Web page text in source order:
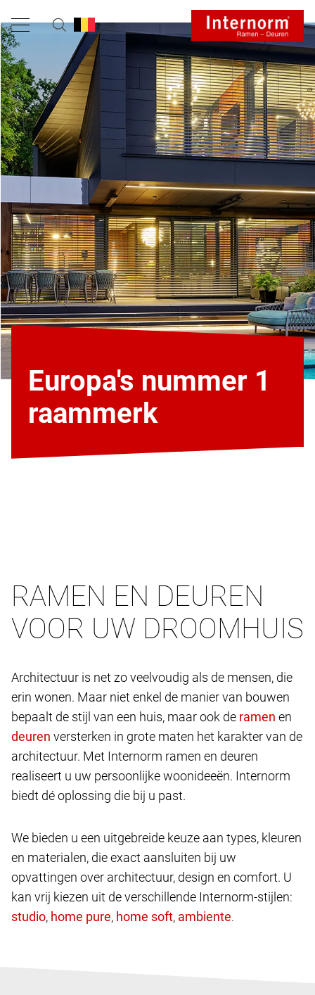
Europa's nummer 1
raammerk
RAMEN EN DEUREN
VOOR UW DROOMHUIS
Architectuur is net zo veelvoudig als de mensen, die
erin wonen. Maar niet enkel de manier van bouwen
bepaalt de stijl van een huis, maar ook de
en
versterken in grote maten het karakter van de
architectuur. Met Internorm ramen en deuren
realiseert u uw persoonlijke woonideeën. Internorm
biedt dé oplossing die bij u past.
We bieden u een uitgebreide keuze aan types, kleuren
en materialen, die exact aansluiten bij uw
opvattingen over architectuur, design en comfort. U
kan vrij kiezen uit de verschillende Internorm-stijlen:
,
, , .